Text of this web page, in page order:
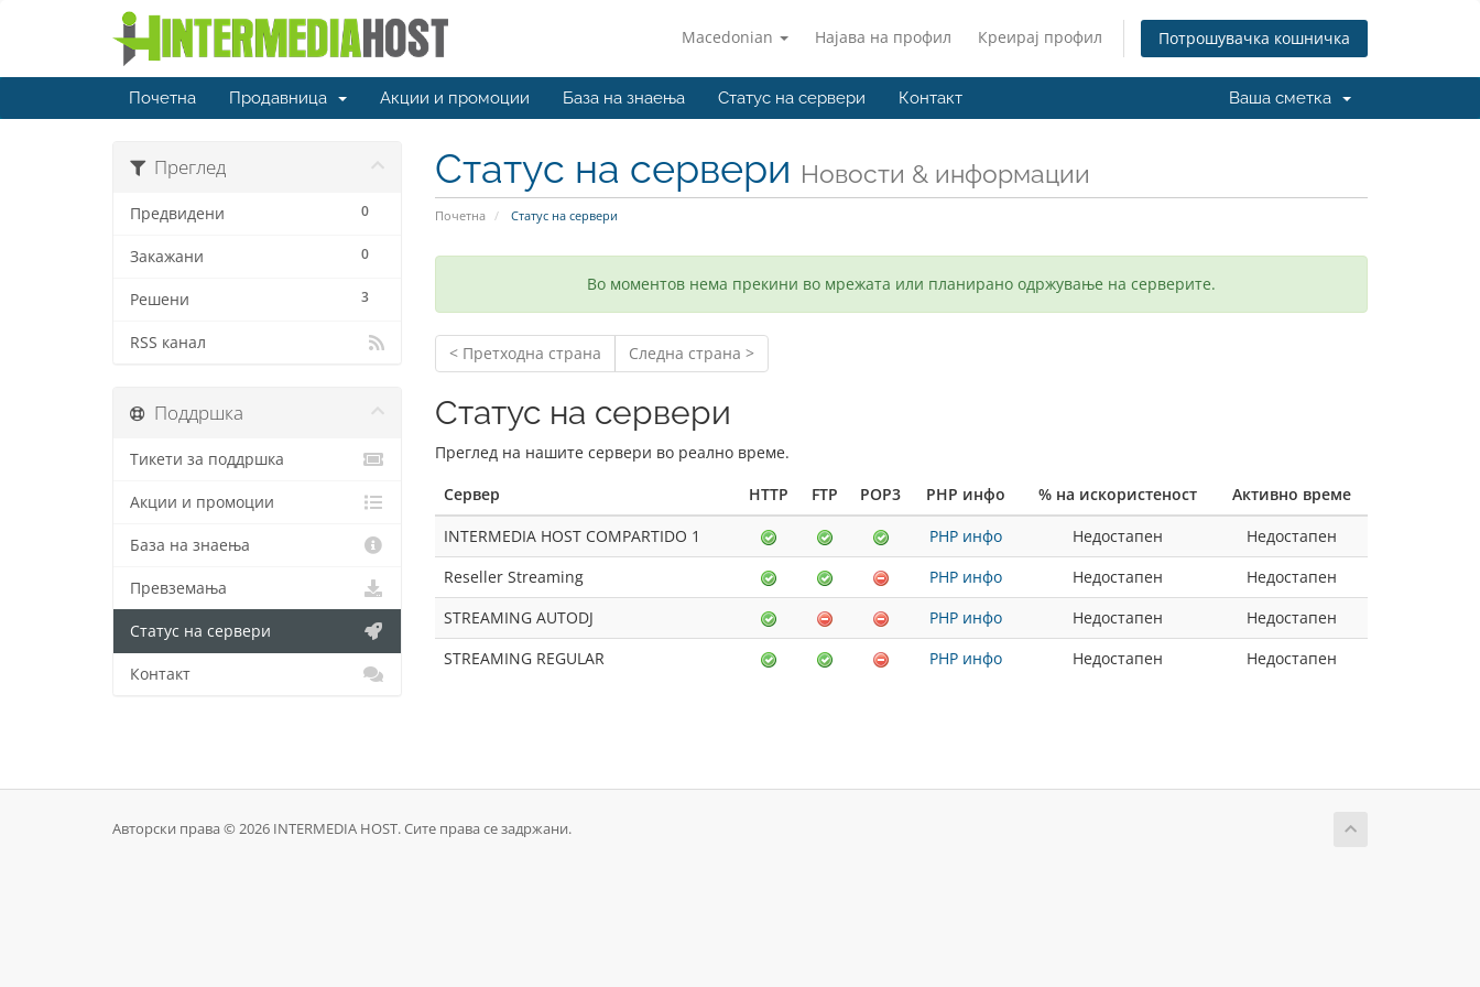
Macedonian Најава на профил Креирај профил Потрошувачка кошничка
Почетна Продавница Акции и промоции База на знаења Статус на сервери Контакт Ваша сметка
Статус на сервери Новости & информации
Почетна Статус на сервери
Преглед
0
Предвидени
0
Закажани
3
Решени
RSS канал
Во моментов нема прекини во мрежата или планирано одржување на серверите.
< Претходна страна Следна страна >
Статус на сервери
Преглед на нашите сервери во реално време.
Сервер
HTTP FTP POP3 PHP инфо % на искористеност
Активно време
INTERMEDIA HOST COMPARTIDO 1
PHP инфо Недостапен
Недостапен
Reseller Streaming
PHP инфо Недостапен
Недостапен
STREAMING AUTODJ
PHP инфо Недостапен
Недостапен
STREAMING REGULAR
PHP инфо Недостапен Недостапен
Поддршка
Тикети за поддршка
Акции и промоции
База на знаења
Превземања
Статус на сервери
Контакт
Авторски права © 2026 INTERMEDIA HOST. Сите права се задржани.